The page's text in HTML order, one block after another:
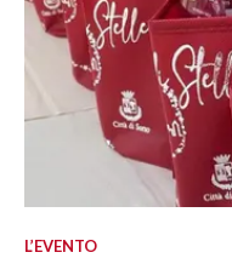
L’EVENTO